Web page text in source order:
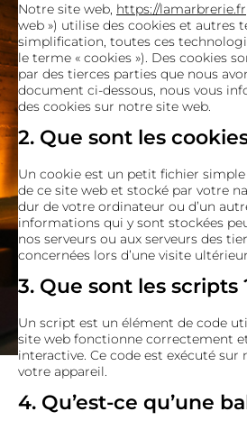
Notre site web, https://lamarbrerie.fr
web ») utilise des cookies et autres
simplification, toutes ces
le terme « cookies »). Des cookies
par des tierces parties que nous
document ci-dessous, nous vous
des cookies sur notre site web.
2. Que sont les
Un cookie est un petit fichier simple
de ce site web et stocké par votre
dur de votre ordinateur ou d’un
informations qui y sont stockées
nos serveurs ou aux serveurs des
concernées lors d’une visite
3. Que sont les scripts
Un script est un élément de code
site web fonctionne correctement
interactive. Ce code est exécuté sur
votre appareil.
4. Qu’est-ce qu’une